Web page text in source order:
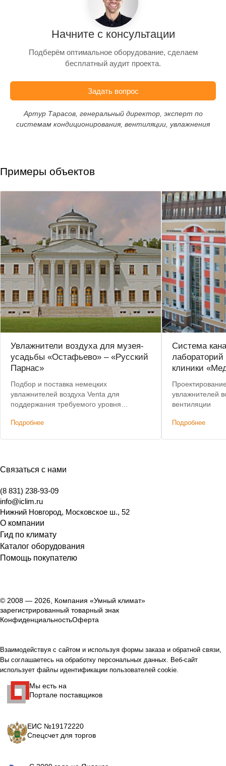
Начните с консультации
Подберём оптимальное оборудование, сделаем
бесплатный аудит проекта.
Задать вопрос
Артур Тарасов, генеральный директор, эксперт по
системам кондиционирования, вентиляции, увлажнения
Примеры объектов
Увлажнители воздуха для музея-
усадьбы «Остафьево» – «Русский
Парнас»
Подбор и поставка немецких
увлажнителей воздуха Venta для
поддержания требуемого уровня
государственного музея. Предоставлена
Подробнее
Система
клиники
увлажнителей
вентиляции
Подробнее
Связаться с нами
(8 831) 238-93-09
info@iclim.ru
Нижний Новгород, Московское ш., 52
О компании
Гид по климату
Каталог оборудования
Помощь покупателю
© 2008 — 2026, Компания «Умный климат»
зарегистрированный товарный знак
КонфиденциальностьОферта
Взаимодействуя с сайтом и используя формы заказа и обратной связи,
Вы соглашаетесь на обработку персональных данных. Веб-сайт
использует файлы идентификации пользователей cookie.
Мы есть на
Портале поставщиков
ЕИС №19172220
Спецсчет для торгов